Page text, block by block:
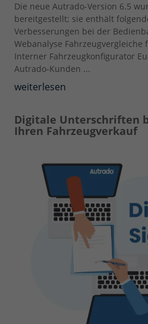
Die neue Autrado-Version 6.5
bereitgestellt; sie enthält
Verbesserungen bei der
Webanalyse
Interner Fahrzeugkonfigurator
Autrado-Kunden ...
weiterlesen
Digitale Unterschriften
Ihren Fahrzeugverkauf